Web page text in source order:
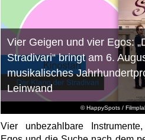
© HappySpots /
Vier Geigen und vier Egos:
Stradivari“ bringt am 6.
musikalisches
Leinwand
Vier unbezahlbare